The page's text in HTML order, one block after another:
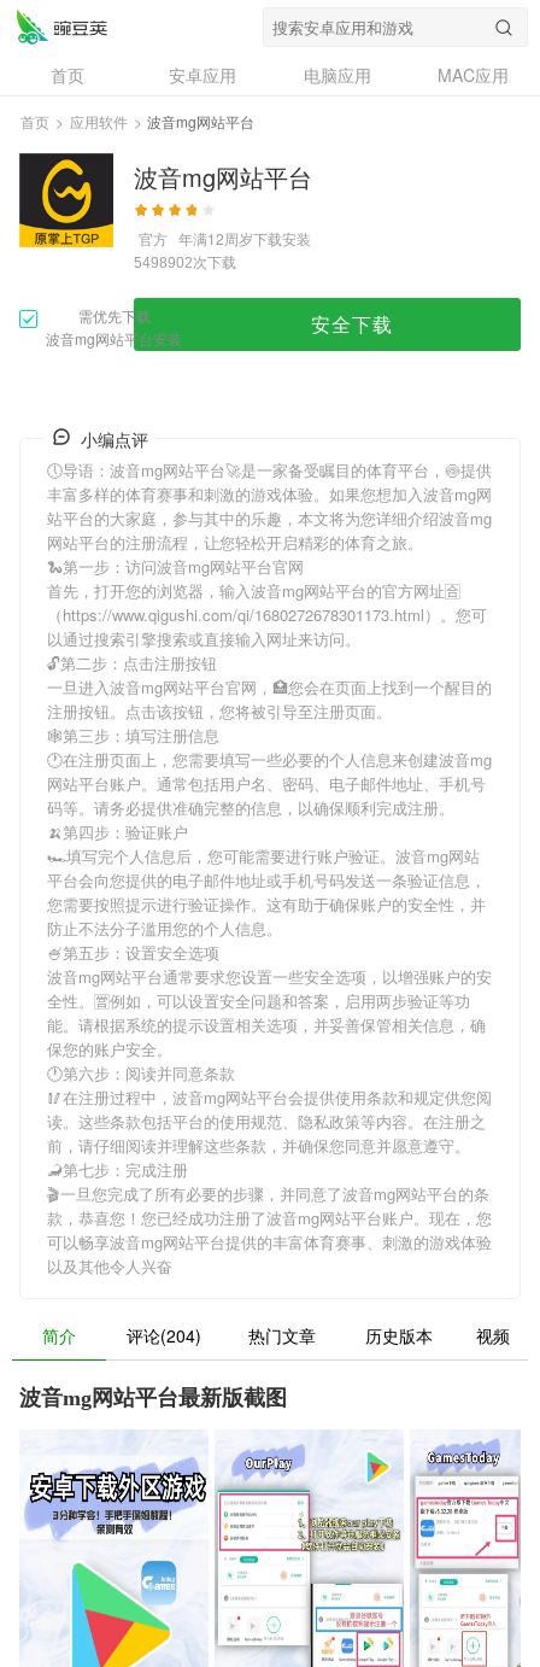
首页 安卓应用 电脑应用
MAC应用
资讯
专题
问答
首页 > 应用软件 > 波音mg网站平台
波音mg网站平台
官方 年满12周岁下载安装
5498902次下载
需优先下载
波音mg网站平台安装
安全下载
小编点评
🕔导语： 波音mg网站平台🚀是一家备受瞩目的体育平台，🍥提供
丰富多样的体育赛事和刺激的游戏体验。如果您想加入波音mg网
站平台的大家庭，参与其中的乐趣，本文将为您详细介绍波音mg
网站平台的注册流程，让您轻松开启精彩的体育之旅。
🐍第一步：访问波音mg网站平台官网
首先，打开您的浏览器，输入波音mg网站平台的官方网址🈴
（https://www.qigushi.com/qi/1680272678301173.html）。您可
以通过搜索引擎搜索或直接输入网址来访问。
🔓第二步：点击注册按钮
一旦进入波音mg网站平台官网，🏥您会在页面上找到一个醒目的
注册按钮。点击该按钮，您将被引导至注册页面。
🕸第三步：填写注册信息
🕐在注册页面上，您需要填写一些必要的个人信息来创建波音mg
网站平台账户。通常包括用户名、密码、电子邮件地址、手机号
码等。请务必提供准确完整的信息，以确保顺利完成注册。
🍌第四步：验证账户
🏎填写完个人信息后，您可能需要进行账户验证。 波音mg网站
平台会向您提供的电子邮件地址或手机号码发送一条验证信息，
您需要按照提示进行验证操作。这有助于确保账户的安全性，并
防止不法分子滥用您的个人信息。
🍧第五步：设置安全选项
波音mg网站平台通常要求您设置一些安全选项，以增强账户的安
全性。🈺例如，可以设置安全问题和答案，启用两步验证等功
能。请根据系统的提示设置相关选项，并妥善保管相关信息，确
保您的账户安全。
🕐第六步：阅读并同意条款
🥢在注册过程中， 波音mg网站平台会提供使用条款和规定供您阅
读。这些条款包括平台的使用规范、隐私政策等内容。在注册之
前，请仔细阅读并理解这些条款，并确保您同意并愿意遵守。
🦂第七步：完成注册
🎬一旦您完成了所有必要的步骤，并同意了波音mg网站平台的条
款，恭喜您！您已经成功注册了波音mg网站平台账户。现在，您
可以畅享波音mg网站平台提供的丰富体育赛事、刺激的游戏体验
以及其他令人兴奋
简介 评论(204) 热门文章 历史版本 视频
波音mg网站平台最新版截图